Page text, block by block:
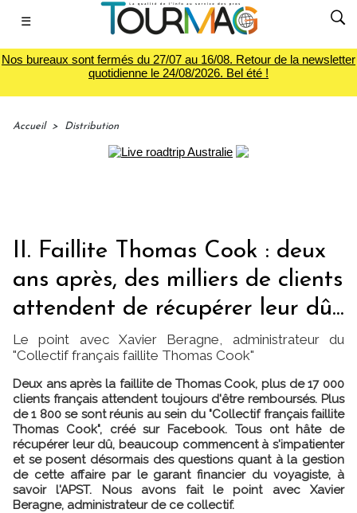
☰
Nos bureaux sont fermés du 27/07 au 16/08. Retour de la newsletter
quotidienne le 24/08/2026. Bel été !
Accueil > Distribution
II. Faillite Thomas Cook : deux
ans après, des milliers de clients
attendent de récupérer leur dû...
Le point avec Xavier Beragne, administrateur du
"Collectif français faillite Thomas Cook"
Deux ans après la faillite de Thomas Cook, plus de 17 000
clients français attendent toujours d'être remboursés. Plus
de 1 800 se sont réunis au sein du "Collectif français faillite
Thomas Cook", créé sur Facebook. Tous ont hâte de
récupérer leur dû, beaucoup commencent à s'impatienter
et se posent désormais des questions quant à la gestion
de cette affaire par le garant financier du voyagiste, à
savoir l'APST. Nous avons fait le point avec Xavier
Beragne, administrateur de ce collectif.